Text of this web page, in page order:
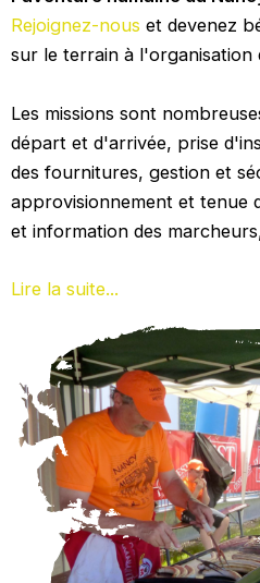
Rejoignez-nous et devenez
sur le terrain à l'organisation
Les missions sont
départ et d'arrivée, prise
des fournitures, gestion et
approvisionnement et tenue
et information des
Lire la suite...